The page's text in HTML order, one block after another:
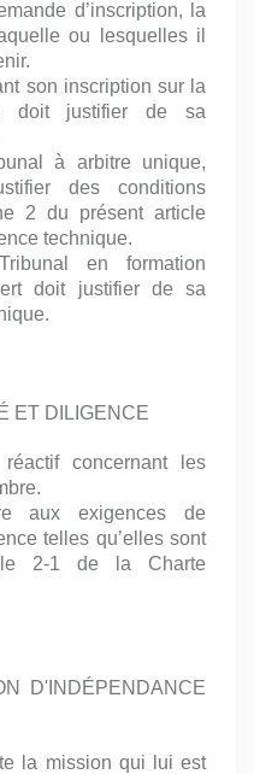
d’inscription, la
ou lesquelles il
son inscription sur la
doit justifier de sa
à arbitre unique,
des conditions
2 du présent article
technique.
en formation
doit justifier de sa
ET DILIGENCE
concernant les
aux exigences de
telles qu’elles sont
2-1 de la Charte
D'INDÉPENDANCE
la mission qui lui est